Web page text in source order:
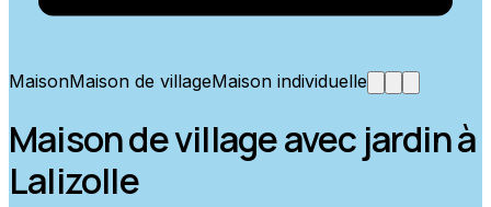
MaisonMaison de villageMaison individuelle
Maison de village avec jardin à
Lalizolle